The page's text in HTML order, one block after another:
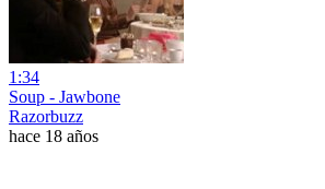
1:34
Soup - Jawbone
Razorbuzz
hace 18 años